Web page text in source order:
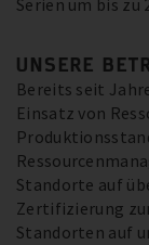
Serien um bis
UNSERE
Bereits seit
Einsatz von
Standorte auf
Zertifizierung
Standorten auf